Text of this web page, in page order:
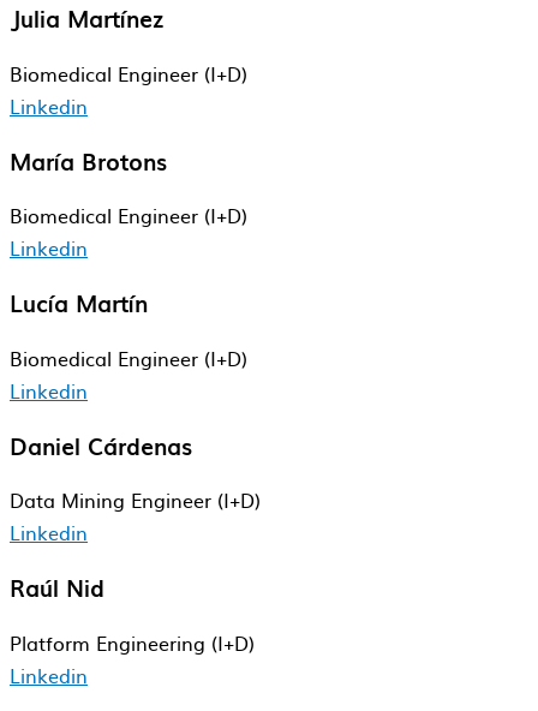
Julia Martínez
Biomedical​ Engineer​ (I+D)
Linkedin
María Brotons
Biomedical​ Engineer​ (I+D)
Linkedin
Lucía Martín
Biomedical​ Engineer​ (I+D)
Linkedin
Daniel Cárdenas
Data Mining Engineer (I+D)
Linkedin
Raúl Nid
Platform Engineering (I+D)
Linkedin